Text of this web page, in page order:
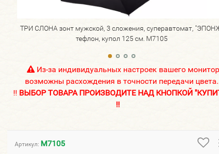
ТРИ СЛОНА зонт мужской, 3 сложения, суперавтомат,
тефлон, купол 125 см. M7105
Из-за индивидуальных настроек вашего
возможны расхождения в точности передачи цвета.
!! ВЫБОР ТОВАРА ПРОИЗВОДИТЕ НАД КНОПКОЙ
!!
Артикул: M7105